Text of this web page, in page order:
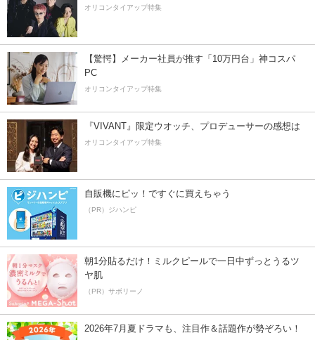
オリコンタイアップ特集
【驚愕】メーカー社員が推す「10万円台」神コスパ
PC
オリコンタイアップ特集
『VIVANT』限定ウオッチ、プロデューサーの感想は
オリコンタイアップ特集
自販機にピッ！ですぐに買えちゃう
（PR）ジハンピ
朝1分貼るだけ！ミルクピールで一日中ずっとうるツ
ヤ肌
（PR）サボリーノ
2026年7月夏ドラマも、注目作＆話題作が勢ぞろい！